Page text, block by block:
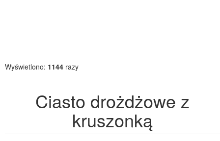
Wyświetlono: 1144 razy
Ciasto drożdżowe z
kruszonką